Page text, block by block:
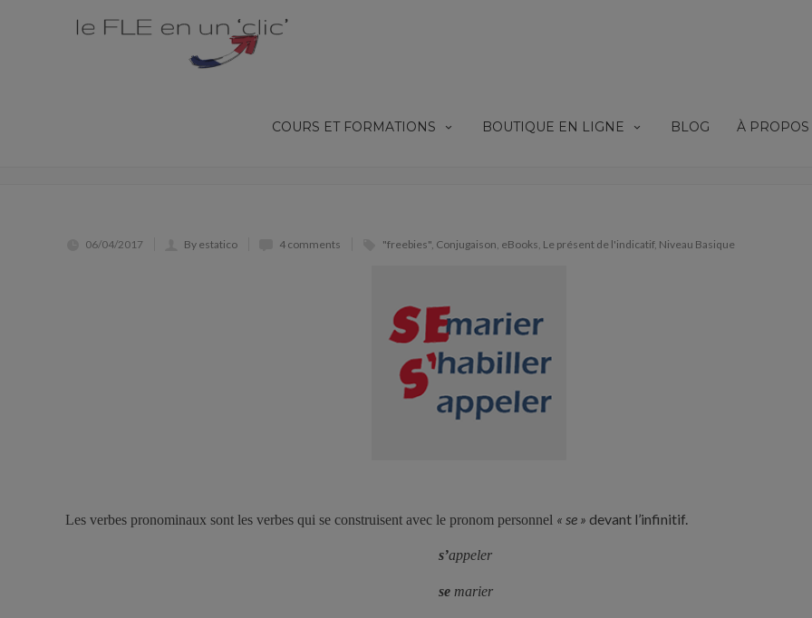
COURS ET FORMATIONS BOUTIQUE EN LIGNE BLOG À PROPOS
Home
LES VERBES PRONOMINAUX AU PRÉSENT DE L’INDICATIF
06/04/2017 By estatico 4 comments "freebies", Conjugaison, eBooks, Le présent de l'indicatif, Niveau Basique
Les verbes pronominaux sont les verbes qui se construisent avec le pronom personnel « se » devant l’infinitif.
s’appeler
semarier